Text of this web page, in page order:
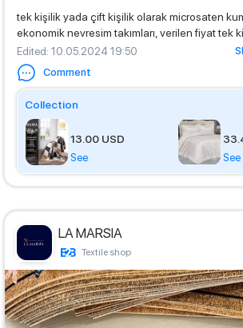
tek kişilik yada çift kişilik olarak microsaten
ekonomik nevresim takımları, verilen fiyat tek
Edited: 10.05.2024 19:50
Comment
Collection
13.00 USD
See See
LA MARSIA
Textile shop